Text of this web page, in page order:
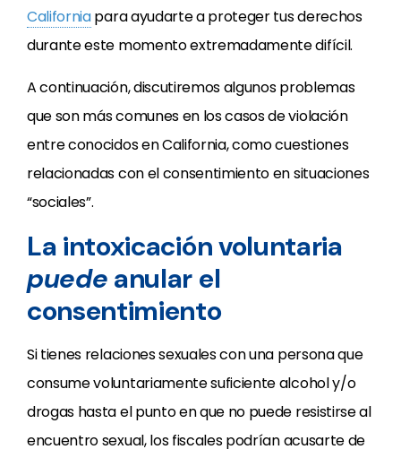
Californiapara ayudarte a proteger tus derechos
durante este momento extremadamente difícil.
A continuación, discutiremos algunos problemas
que son más comunes en los casos de violación
entre conocidos en California, como cuestiones
relacionadas con el consentimiento en situaciones
“sociales”.
La intoxicación voluntaria
puede anular el
consentimiento
Si tienes relaciones sexuales con una persona que
consume voluntariamente suficiente alcohol y/o
drogas hasta el punto en que no puede resistirse al
encuentro sexual, los fiscales podrían acusarte de